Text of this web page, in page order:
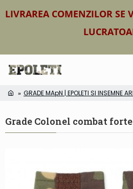
LIVRAREA COMENZILOR SE
GRADE MApN | EPOLETI SI INSEMNE
Grade Colonel combat